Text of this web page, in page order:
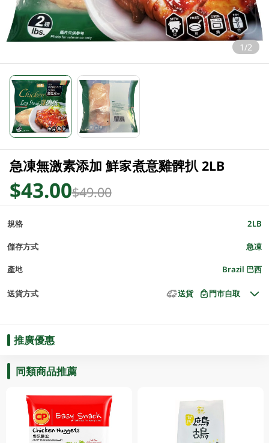
1/2
急凍無激素添加 鮮家煮意雞髀扒 2LB
$43.00$49.00
規格 2LB
儲存方式 急凍
產地 Brazil 巴西
送貨方式 送貨 門市自取
推廣優惠
同類商品推薦